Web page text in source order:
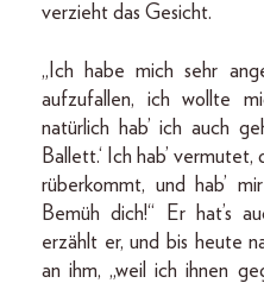
verzieht das Gesicht.
„Ich habe mich sehr
aufzufallen, ich wollte
natürlich hab’ ich auch
Ballett.‘ Ich hab’
rüberkommt, und hab’
Bemüh dich!“ Er hat’s
erzählt er, und bis heute
an ihm, „weil ich ihnen